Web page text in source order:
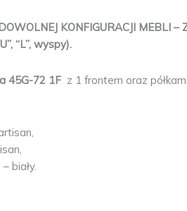
KONFIGURACJI MEBLI
“L”, wyspy).
45G-72 1F z 1 frontem oraz półkami.
biały.